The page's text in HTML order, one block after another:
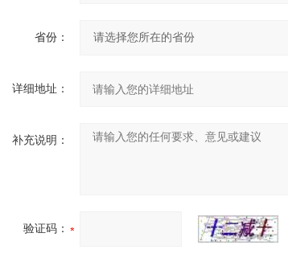
省份：
详细地址：
补充说明：
验证码：